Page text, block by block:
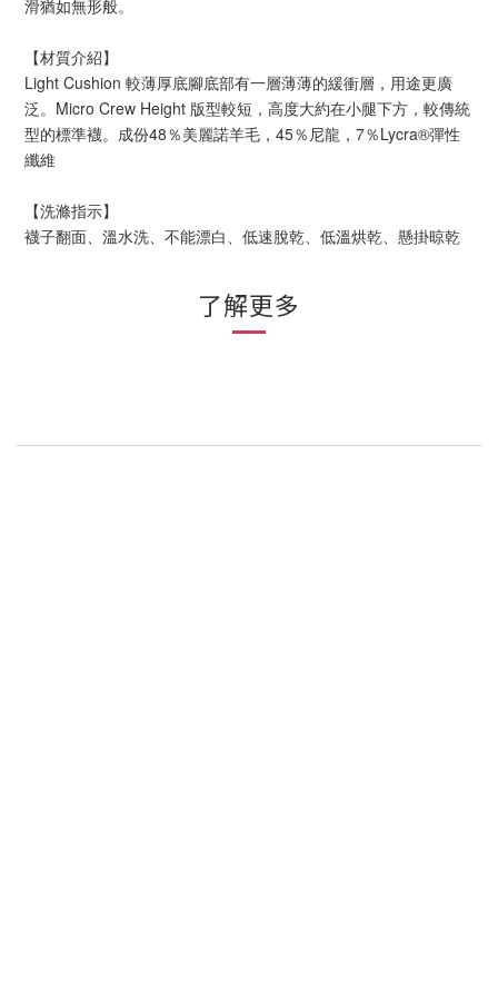
滑猶如無形般。
【材質介紹】
Light Cushion 較薄厚底腳底部有一層薄薄的緩衝層，用途更廣
泛。Micro Crew Height 版型較短，高度大約在小腿下方，較傳統
型的標準襪。成份48％美麗諾羊毛，45％尼龍，7％Lycra®彈性
纖維
【洗滌指示】
襪子翻面、溫水洗、不能漂白、低速脫乾、低溫烘乾、懸掛晾乾
了解更多